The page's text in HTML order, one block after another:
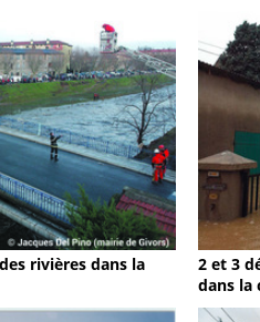
rivières dans la
2 et 3
dans la